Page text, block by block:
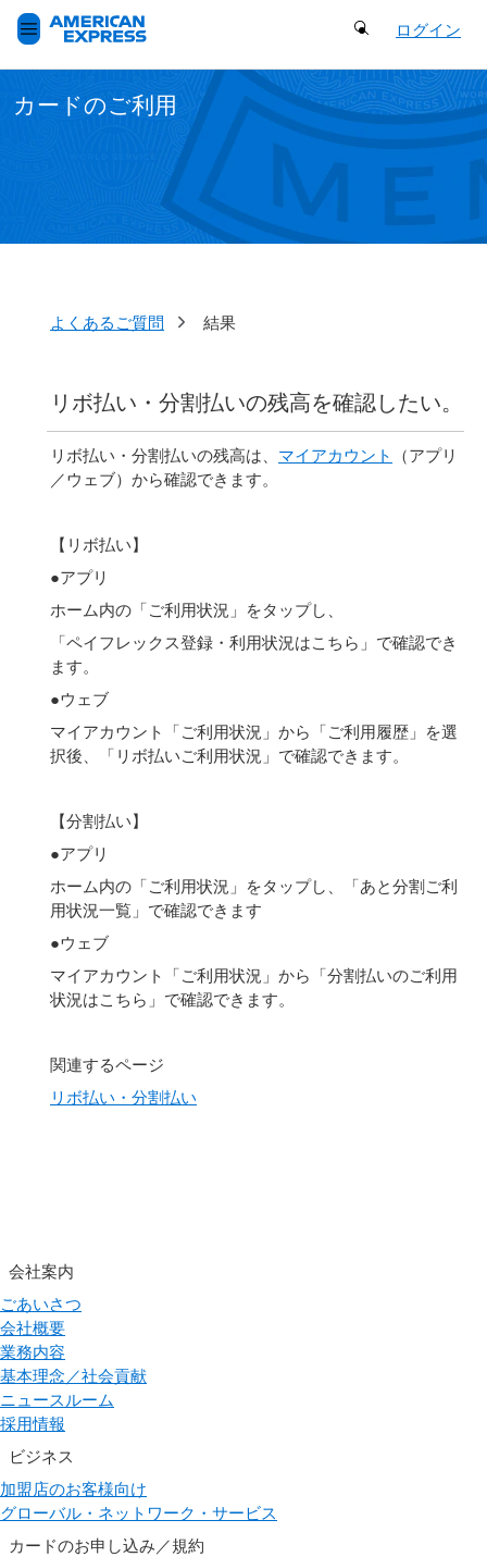
Search Button
ログイン
カードのご利用
よくあるご質問 結果
リボ払い・分割払いの残高を確認したい。
リボ払い・分割払いの残高は、 マイアカウント （アプリ
／ウェブ）から確認できます。
【リボ払い】
●アプリ
ホーム内の「ご利用状況」をタップし、
「ペイフレックス登録・利用状況はこちら」で確認でき
ます。
●ウェブ
マイアカウント「ご利用状況」から「ご利用履歴」を選
択後、「リボ払いご利用状況」で確認できます。
【分割払い】
●アプリ
ホーム内の「ご利用状況」をタップし、「あと分割ご利
用状況一覧」で確認できます
●ウェブ
マイアカウント「ご利用状況」から「分割払いのご利用
状況はこちら」で確認できます。
関連するページ
リボ払い・分割払い
会社案内
ごあいさつ
会社概要
業務内容
基本理念／社会貢献
ニュースルーム
採用情報
ビジネス
加盟店のお客様向け
グローバル・ネットワーク・サービス
カードのお申し込み／規約